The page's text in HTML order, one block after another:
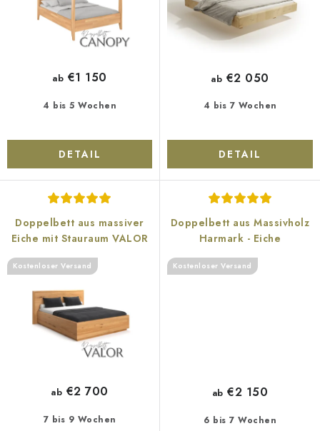
4 bis 5 Wochen
ab €1 150
DETAIL
4 bis 7 Wochen
ab €2 050
DETAIL
Doppelbett aus massiver
Eiche mit Stauraum VALOR
Kostenloser Versand
7 bis 9 Wochen
ab €2 700
Doppelbett aus Massivholz
Harmark - Eiche
Kostenloser Versand
6 bis 7 Wochen
ab €2 150